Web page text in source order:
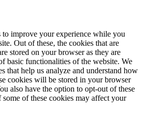
to improve your experience while you
Out of these, the cookies that are
stored on your browser as they are
basic functionalities of the website. We
that help us analyze and understand how
cookies will be stored in your browser
also have the option to opt-out of these
of these cookies may affect your